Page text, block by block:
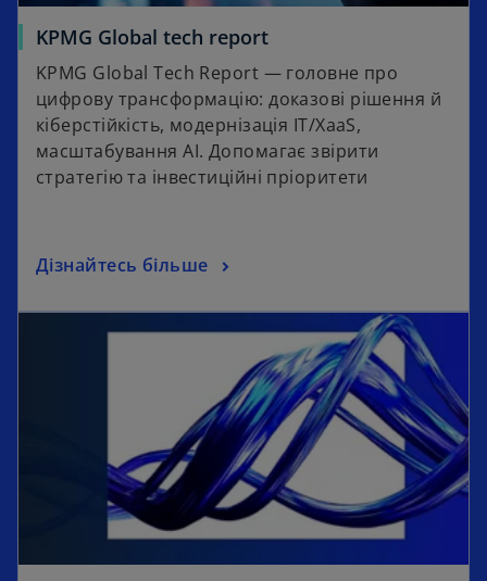
KPMG Global tech report
KPMG Global Tech Report — головне про
цифрову трансформацію: доказові рішення й
кіберстійкість, модернізація ІТ/XaaS,
масштабування AI. Допомагає звірити
стратегію та інвестиційні пріоритети
Дізнайтесь більше